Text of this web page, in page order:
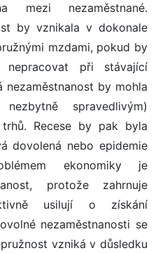
mezi nezaměstnané.
by vznikala v dokonale
mzdami, pokud by
při stávající
nezaměstnanost by mohla
spravedlivým)
trhů. Recese by pak byla
dovolená nebo epidemie
ekonomiky je
protože zahrnuje
usilují o získání
nezaměstnanosti se
vzniká v důsledku